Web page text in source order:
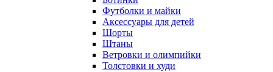
Футболки и майки
Аксессуары для детей
Шорты
Штаны
Ветровки и олимпийки
Толстовки и худи